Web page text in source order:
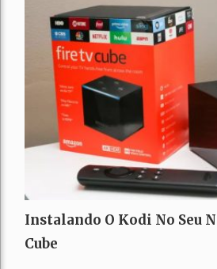
Instalando O Kodi No Seu
Cube